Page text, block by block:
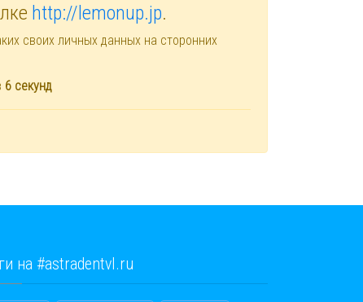
http://lemonup.jp.
своих личных данных на сторонних
6 секунд
на #astradentvl.ru